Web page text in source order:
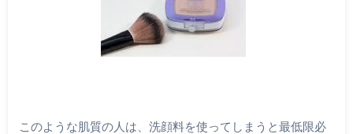
このような肌質の人は、洗顔料を使ってしまうと最低限必